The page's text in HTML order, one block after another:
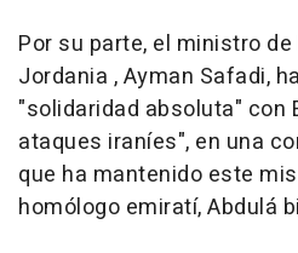
Por su parte, el ministro
Jordania , Ayman Safadi,
"solidaridad absoluta" con
ataques iraníes", en una
que ha mantenido este
homólogo emiratí, Abdulá